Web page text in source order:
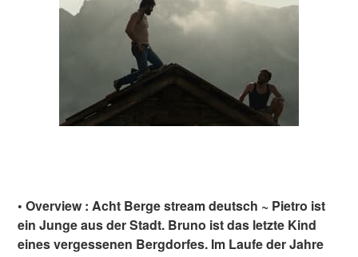
• Overview : Acht Berge stream deutsch ~ Pietro ist
ein Junge aus der Stadt. Bruno ist das letzte Kind
eines vergessenen Bergdorfes. Im Laufe der Jahre